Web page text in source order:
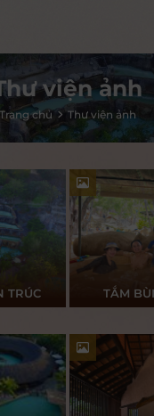
viện ảnh
Trang chủ Thư viện ảnh
TRÚC TẮM